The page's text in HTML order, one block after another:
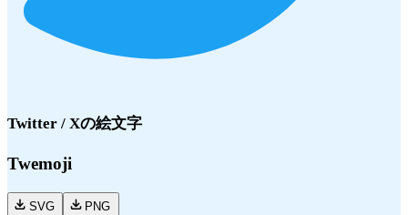
Twitter / Xの絵文字
Twemoji
SVG PNG